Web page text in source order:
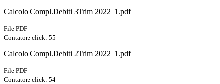
Calcolo Compl.Debiti 3Trim 2022_1.pdf
File PDF
Contatore click: 55
Calcolo Compl.Debiti 2Trim 2022_1.pdf
File PDF
Contatore click: 54